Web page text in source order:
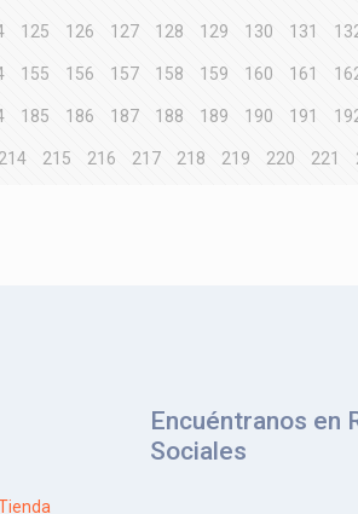
125 126 127 128 129 130 131
155 156 157 158 159 160 161
185 186 187 188 189 190 191
214 215 216 217 218 219 220 221
Encuéntranos en
Sociales